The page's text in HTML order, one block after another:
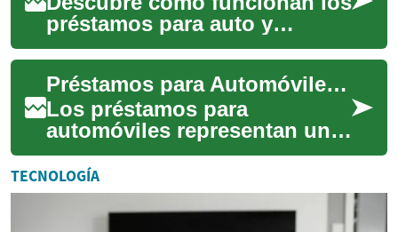
préstamos para auto y
aprende a elegir la opción de
financiamiento que más
conviene. Esta...
Préstamos para Automóviles: Guía Completa para Financiar tu Vehículo
Los préstamos para
automóviles representan una
de las opciones más
comunes para adquirir un
vehículo cuando no se cue...
TECNOLOGÍA